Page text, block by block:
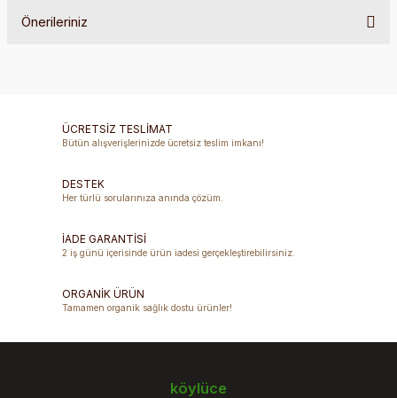
Önerileriniz
Ürün açıklamasında eksik bilgiler bulunuyor.
Ürün fiyatı diğer sitelerden daha pahalı.
Bu ürüne benzer farklı alternatifler olmalı.
ÜCRETSİZ TESLİMAT
Bütün alışverişlerinizde ücretsiz teslim imkanı!
DESTEK
Her türlü sorularınıza anında çözüm.
İADE GARANTİSİ
2 iş günü içerisinde ürün iadesi gerçekleştirebilirsiniz.
ORGANİK ÜRÜN
Tamamen organik sağlık dostu ürünler!
köylüce